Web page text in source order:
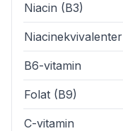
Niacin (B3)
Niacinekvivalenter
B6-vitamin
Folat (B9)
C-vitamin